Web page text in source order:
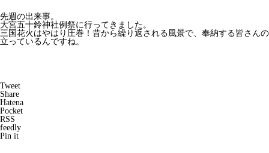
先週の出来事。
大宮五十鈴神社例祭に行ってきました。
三国花火はやはり圧巻！昔から繰り返される風景で、奉納する皆さん
立っているんですね。
Tweet
Share
Hatena
Pocket
RSS
feedly
Pin it